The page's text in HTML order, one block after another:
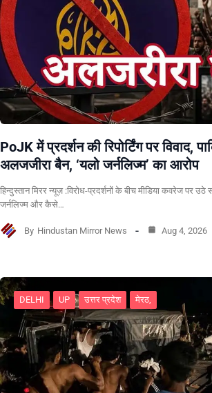
PoJK में प्रदर्शन की रिपोर्टिंग पर विवाद,
अलजजीरा बैन, ‘यलो जर्नलिज्म’ का आरोप
हिन्दुस्तान मिरर न्यूज़ :विरोध-प्रदर्शनों के बीच मीडिया कवरेज पर उठे
जर्नलिज्म और कैसे…
By Hindustan Mirror News Aug 4, 2026
DELHI UP उत्तर प्रदेश मेरठ,